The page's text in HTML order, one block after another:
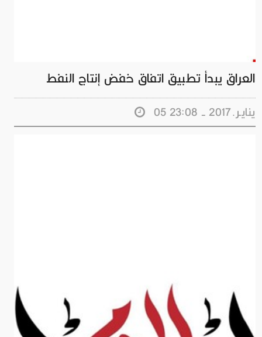
العراق يبدأ تطبيق اتفاق خفض إنتاج النفط
05 ينايـر.2017 - 23:08